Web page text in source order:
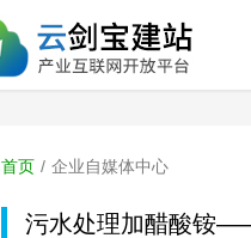
首页 / 企业自媒体中心
污水处理加醋酸铵